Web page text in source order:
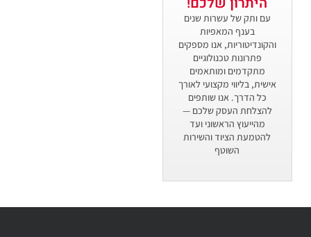
עם ותק של עשרות שנים
בענף המאפיות
והקונדיטוריות, אנו מספקים
פתרונות טכנולוגיים
מתקדמים ומותאמים
אישית, בליווי מקצועי לאורך
כל הדרך. אנו שותפים
להצלחת העסק שלכם —
מהייעוץ הראשוני ועד
להטמעת הציוד והשירות
השוטף